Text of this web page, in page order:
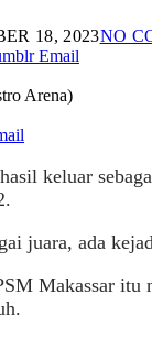
18, 2023NO
Email
Arena)
keluar
juara, ada
Makassar